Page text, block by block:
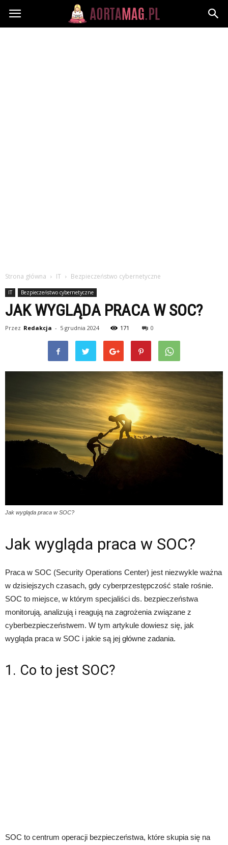
Aortamag.pl
Strona główna IT Bezpieczeństwo cybernetyczne
IT Bezpieczeństwo cybernetyczne
JAK WYGLĄDA PRACA W SOC?
Przez Redakcja - 5 grudnia 2024 171 0
Jak wygląda praca w SOC?
Jak wygląda praca w SOC?
Praca w SOC (Security Operations Center) jest niezwykle ważna
w dzisiejszych czasach, gdy cyberprzestępczość stale rośnie.
SOC to miejsce, w którym specjaliści ds. bezpieczeństwa
monitorują, analizują i reagują na zagrożenia związane z
cyberbezpieczeństwem. W tym artykule dowiesz się, jak
wygląda praca w SOC i jakie są jej główne zadania.
1. Co to jest SOC?
SOC to centrum operacji bezpieczeństwa, które skupia się na